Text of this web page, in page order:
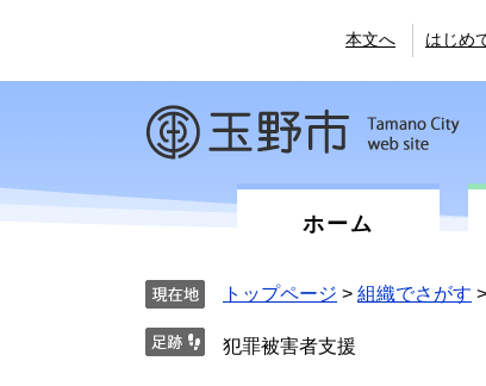
の
す。
ー
し
本文へ はじめ
ホーム
トップページ > 組織でさがす >
犯罪被害者支援